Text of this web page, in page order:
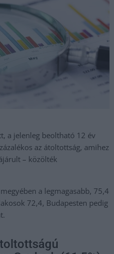
a jelenleg beoltható 12 év
az átoltottság, amihez
– közölték
a legmagasabb, 75,4
72,4, Budapesten pedig